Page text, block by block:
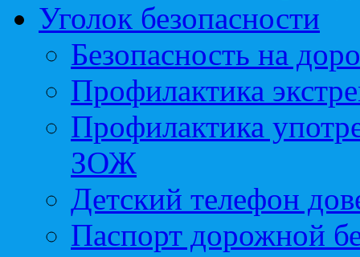
Уголок безопасности
Безопасность на
Профилактика
Профилактика
ЗОЖ
Детский телефон
Паспорт дорожной